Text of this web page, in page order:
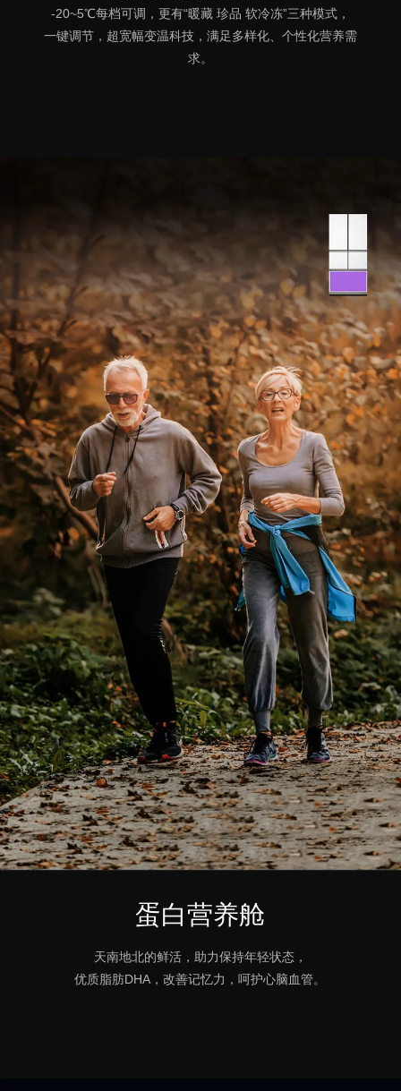
-20~5℃每档可调，更有“暖藏 珍品 软冷冻”三种模式，
一键调节，超宽幅变温科技，满足多样化、个性化营养需
求。
蛋白营养舱
天南地北的鲜活，助力保持年轻状态，
优质脂肪DHA，改善记忆力，呵护心脑血管。